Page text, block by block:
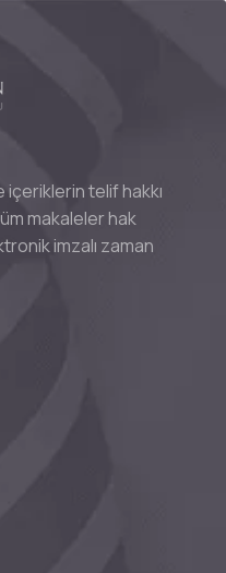
telif hakkı
makaleler hak
imzalı zaman